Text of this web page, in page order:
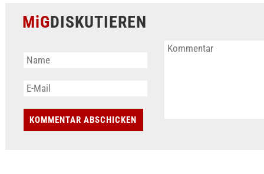
MiGDISKUTIEREN